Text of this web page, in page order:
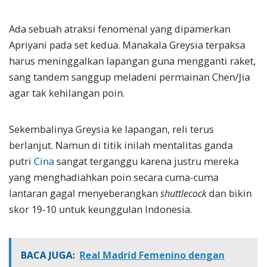
Ada sebuah atraksi fenomenal yang dipamerkan
Apriyani pada set kedua. Manakala Greysia terpaksa
harus meninggalkan lapangan guna mengganti raket,
sang tandem sanggup meladeni permainan Chen/Jia
agar tak kehilangan poin.
Sekembalinya Greysia ke lapangan, reli terus
berlanjut. Namun di titik inilah mentalitas ganda
putri Cinasangat terganggu karena justru mereka
yang menghadiahkan poin secara cuma-cuma
lantaran gagal menyeberangkan shuttlecockdan bikin
skor 19-10 untuk keunggulan Indonesia.
BACA JUGA: Real Madrid Femenino dengan